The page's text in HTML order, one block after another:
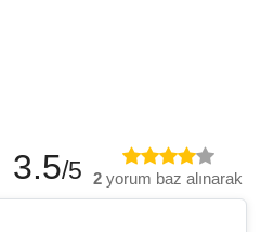
3.5/5 2 yorum baz alınarak